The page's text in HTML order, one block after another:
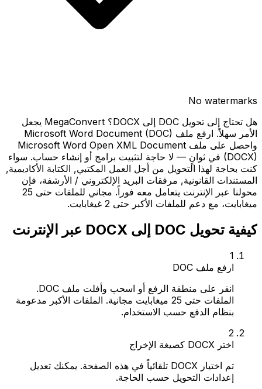
No watermarks
هل تحتاج إلى تحويل DOC إلى DOCX؟ MegaConvert يجعل
الأمر سهلاً. ارفع ملف Microsoft Word Document (DOC)
واحصل على ملف Microsoft Word Open XML Document
(DOCX) في ثوانٍ — لا حاجة لتثبيت برامج أو إنشاء حساب. سواء
كنت بحاجة لهذا التحويل من أجل العمل المكتبي, الكتابة الأكاديمية,
المستندات القانونية, مرفقات البريد الإلكتروني / الأرشفة، فإن
محولنا عبر الإنترنت يتعامل معه فوراً. مجاني للملفات حتى 25
ميغابايت، مع دعم للملفات الأكبر حتى 2 غيغابايت.
كيفية تحويل DOC إلى DOCX عبر الإنترنت
1
ارفع ملف DOC
انقر على منطقة الرفع أو اسحب وأفلت ملف DOC.
الملفات حتى 25 ميغابايت مجانية. الملفات الأكبر مدعومة
بنظام الدفع حسب الاستخدام.
2
اختر DOCX كصيغة الإخراج
تم اختيار DOCX تلقائياً في هذه الصفحة. يمكنك تعديل
إعدادات التحويل حسب الحاجة.